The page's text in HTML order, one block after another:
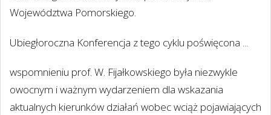
Województwa Pomorskiego.
Ubiegłoroczna Konferencja z tego cyklu poświęcona ...
wspomnieniu prof. W. Fijałkowskiego była niezwykle
owocnym i ważnym wydarzeniem dla wskazania
aktualnych kierunków działań wobec wciąż pojawiających